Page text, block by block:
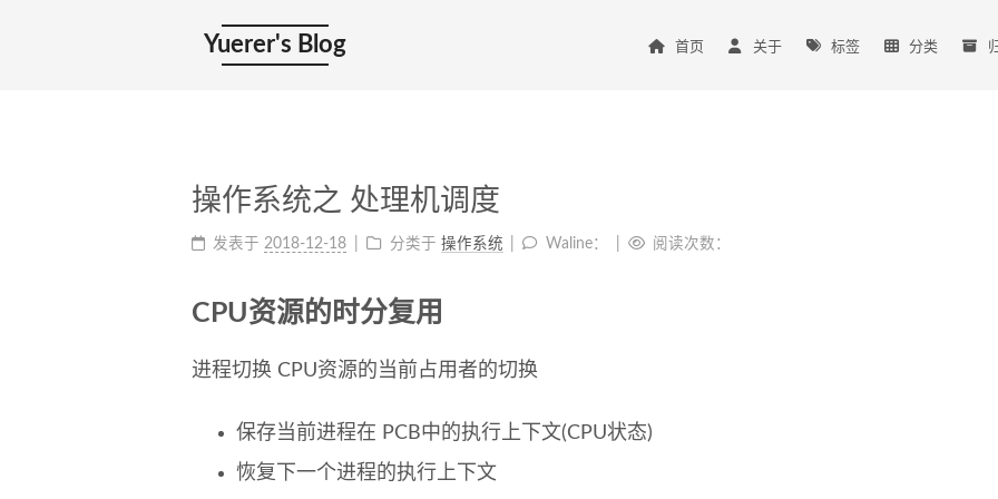
Yuerer's Blog 首页 关于 标签 分类
操作系统之 处理机调度
发表于 2018-12-18 分类于 操作系统 Waline： 阅读次数：
CPU资源的时分复用
进程切换 CPU资源的当前占用者的切换
保存当前进程在 PCB中的执行上下文(CPU状态)
恢复下一个进程的执行上下文